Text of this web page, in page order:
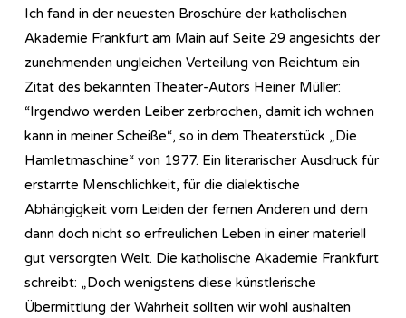
Ich fand in der neuesten Broschüre der katholischen
Akademie Frankfurt am Main auf Seite 29 angesichts der
zunehmenden ungleichen Verteilung von Reichtum ein
Zitat des bekannten Theater-Autors Heiner Müller:
“Irgendwo werden Leiber zerbrochen, damit ich wohnen
kann in meiner Scheiße“, so in dem Theaterstück „Die
Hamletmaschine“ von 1977. Ein literarischer Ausdruck für
erstarrte Menschlichkeit, für die dialektische
Abhängigkeit vom Leiden der fernen Anderen und dem
dann doch nicht so erfreulichen Leben in einer materiell
gut versorgten Welt. Die katholische Akademie Frankfurt
schreibt: „Doch wenigstens diese künstlerische
Übermittlung der Wahrheit sollten wir wohl aushalten